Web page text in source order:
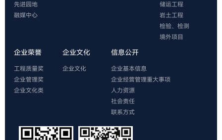
先进园地
融媒中心
储运工程
岩土工程
检验、检测
境外项目
企业荣誉
工程质量奖
企业管理奖
企业文化类
企业文化
企业文化
信息公开
企业基本信息
企业经营管理重大事项
人力资源
社会责任
联系方式